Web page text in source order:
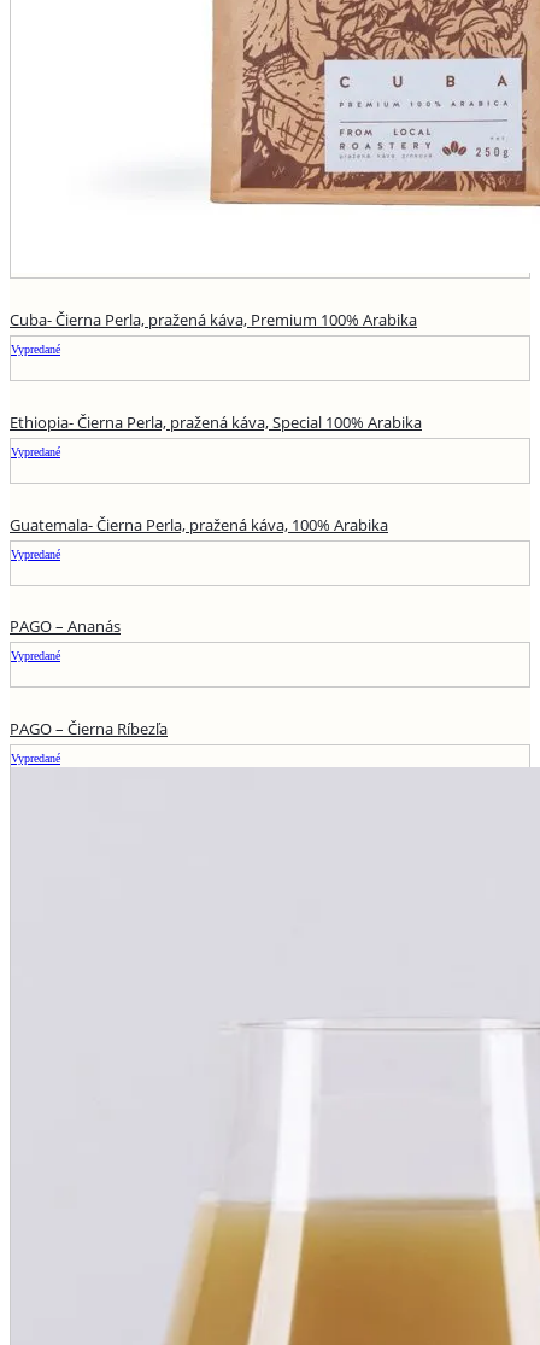
Cuba- Čierna Perla, pražená káva, Premium 100% Arabika
Vypredané
Ethiopia- Čierna Perla, pražená káva, Special 100% Arabika
Vypredané
Guatemala- Čierna Perla, pražená káva, 100% Arabika
Vypredané
PAGO – Ananás
Vypredané
PAGO – Čierna Ríbezľa
Vypredané